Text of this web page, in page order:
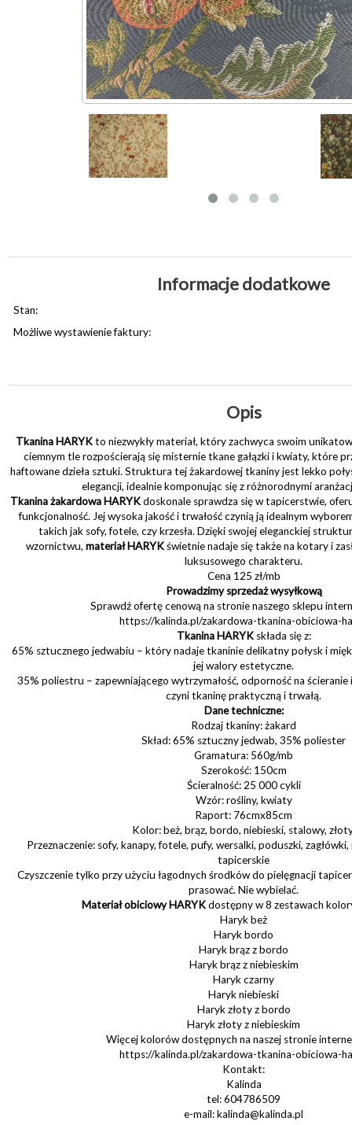
Informacje dodatkowe
Stan:
Możliwe wystawienie faktury:
Opis
TkaninaHARYKto niezwykły materiał, który zachwyca swoim
ciemnym tle rozpościerają się misternie tkane gałązki i kwiaty, które
haftowane dzieła sztuki. Struktura tej żakardowej tkaniny jest lekko
elegancji, idealnie komponując się z różnorodnymi
Tkanina żakardowa HARYKdoskonale sprawdza się w tapicerstwie,
funkcjonalność. Jej wysoka jakość i trwałość czynią ją idealnym
takich jak sofy, fotele, czy krzesła. Dzięki swojej eleganckiej
wzornictwu, materiał HARYKświetnie nadaje się także na kotary i
luksusowego charakteru.
Cena 125 zł/mb
Prowadzimy sprzedaż wysyłkową
Sprawdź ofertę cenową na stronie naszego sklepu
https://kalinda.pl/zakardowa-tkanina-obiciowa-
Tkanina HARYKskłada się z:
65% sztucznego jedwabiu – który nadaje tkaninie delikatny połysk i
jej walory estetyczne.
35% poliestru – zapewniającego wytrzymałość, odporność na ścieranie
czyni tkaninę praktyczną i trwałą.
Dane techniczne:
Rodzaj tkaniny: żakard
Skład: 65% sztuczny jedwab, 35% poliester
Gramatura: 560g/mb
Szerokość: 150cm
Ścieralność: 25 000 cykli
Wzór: rośliny, kwiaty
Raport: 76cmx85cm
Kolor: beż, brąz, bordo, niebieski, stalowy,
Przeznaczenie: sofy, kanapy, fotele, pufy, wersalki, poduszki, zagłówki,
tapicerskie
Czyszczenie tylko przy użyciu łagodnych środków do pielęgnacji
prasować. Nie wybielać.
Materiał obiciowy HARYKdostępny w 8 zestawach
Haryk beż
Haryk bordo
Haryk brąz z bordo
Haryk brąz z niebieskim
Haryk czarny
Haryk niebieski
Haryk złoty z bordo
Haryk złoty z niebieskim
Więcej kolorów dostępnych na naszej stronie
https://kalinda.pl/zakardowa-tkanina-obiciowa-
Kontakt:
Kalinda
tel: 604786509
e-mail: kalinda@kalinda.pl